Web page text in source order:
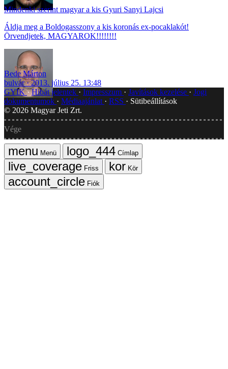
Mindenki szerint magyar a kis Gyuri Sanyi Lajcsi
Áldja meg a Boldogasszony a kis koronás ex-pocaklakót!
Örvendjetek, MAGYAROK!!!!!!!!
Bede Márton
bulvár
2013. július 25. 13:48
GYIK Hibát jelentek Impresszum Javítások kezelése
Jogi
dokumentumok
Médiaajánlat RSS
Sütibeállítások
© 2026 Magyar Jeti Zrt.
Vége
Menü
Címlap
Friss
Kör
Fiók